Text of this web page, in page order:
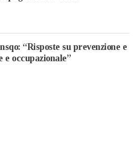
“Risposte su prevenzione e
occupazionale”